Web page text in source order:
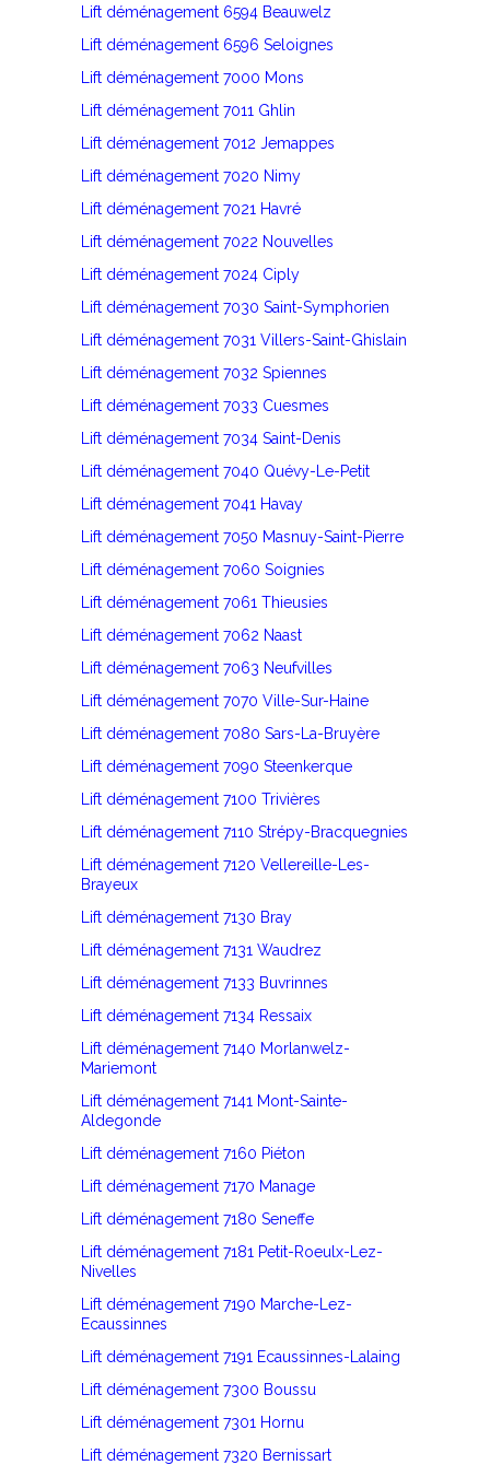
Lift déménagement 6594 Beauwelz
Lift déménagement 6596 Seloignes
Lift déménagement 7000 Mons
Lift déménagement 7011 Ghlin
Lift déménagement 7012 Jemappes
Lift déménagement 7020 Nimy
Lift déménagement 7021 Havré
Lift déménagement 7022 Nouvelles
Lift déménagement 7024 Ciply
Lift déménagement 7030 Saint-Symphorien
Lift déménagement 7031 Villers-Saint-Ghislain
Lift déménagement 7032 Spiennes
Lift déménagement 7033 Cuesmes
Lift déménagement 7034 Saint-Denis
Lift déménagement 7040 Quévy-Le-Petit
Lift déménagement 7041 Havay
Lift déménagement 7050 Masnuy-Saint-Pierre
Lift déménagement 7060 Soignies
Lift déménagement 7061 Thieusies
Lift déménagement 7062 Naast
Lift déménagement 7063 Neufvilles
Lift déménagement 7070 Ville-Sur-Haine
Lift déménagement 7080 Sars-La-Bruyère
Lift déménagement 7090 Steenkerque
Lift déménagement 7100 Trivières
Lift déménagement 7110 Strépy-Bracquegnies
Lift déménagement 7120 Vellereille-Les-
Brayeux
Lift déménagement 7130 Bray
Lift déménagement 7131 Waudrez
Lift déménagement 7133 Buvrinnes
Lift déménagement 7134 Ressaix
Lift déménagement 7140 Morlanwelz-
Mariemont
Lift déménagement 7141 Mont-Sainte-
Aldegonde
Lift déménagement 7160 Piéton
Lift déménagement 7170 Manage
Lift déménagement 7180 Seneffe
Lift déménagement 7181 Petit-Roeulx-Lez-
Nivelles
Lift déménagement 7190 Marche-Lez-
Ecaussinnes
Lift déménagement 7191 Ecaussinnes-Lalaing
Lift déménagement 7300 Boussu
Lift déménagement 7301 Hornu
Lift déménagement 7320 Bernissart